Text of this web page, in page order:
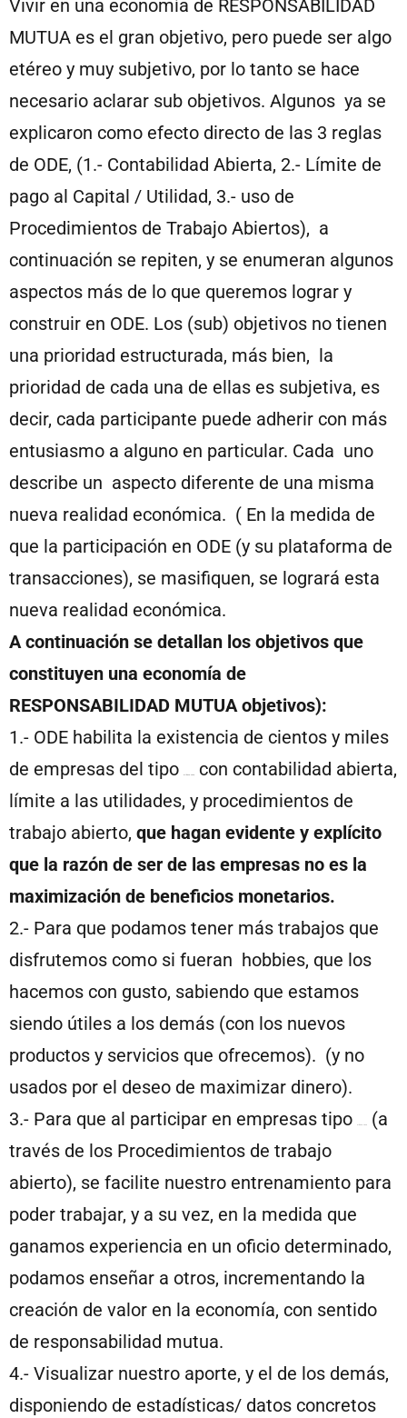
Vivir en una economía de RESPONSABILIDAD
MUTUA es el gran objetivo, pero puede ser algo
etéreo y muy subjetivo, por lo tanto se hace
necesario aclarar sub objetivos. Algunos ya se
explicaron como efecto directo de las 3 reglas
de ODE, (1.- Contabilidad Abierta, 2.- Límite de
pago al Capital / Utilidad, 3.- uso de
Procedimientos de Trabajo Abiertos), a
continuación se repiten, y se enumeran algunos
aspectos más de lo que queremos lograr y
construir en ODE. Los (sub) objetivos no tienen
una prioridad estructurada, más bien, la
prioridad de cada una de ellas es subjetiva, es
decir, cada participante puede adherir con más
entusiasmo a alguno en particular. Cada uno
describe un aspecto diferente de una misma
nueva realidad económica. ( En la medida de
que la participación en ODE (y su plataforma de
transacciones), se masifiquen, se logrará esta
nueva realidad económica.
A continuación se detallan los objetivos que
constituyen una economía de
RESPONSABILIDAD MUTUA objetivos):
1.- ODE habilita la existencia de cientos y miles
de empresas del tipo
con contabilidad abierta,
límite a las utilidades, y procedimientos de
trabajo abierto, que hagan evidente y explícito
que la razón de ser de las empresas no es la
maximización de beneficios monetarios.
2.- Para que podamos tener más trabajos que
disfrutemos como si fueran hobbies, que los
hacemos con gusto, sabiendo que estamos
siendo útiles a los demás (con los nuevos
productos y servicios que ofrecemos). (y no
usados por el deseo de maximizar dinero).
3.- Para que al participar en empresas tipo
(a
través de los Procedimientos de trabajo
abierto), se facilite nuestro entrenamiento para
poder trabajar, y a su vez, en la medida que
ganamos experiencia en un oficio determinado,
podamos enseñar a otros, incrementando la
creación de valor en la economía, con sentido
de responsabilidad mutua.
4.- Visualizar nuestro aporte, y el de los demás,
disponiendo de estadísticas/ datos concretos